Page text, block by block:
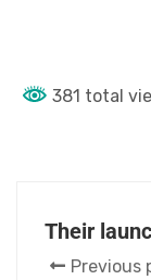
381 total
Their
Previous